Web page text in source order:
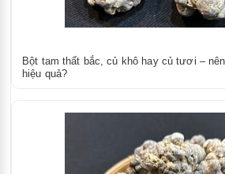
Bột tam thất bắc, củ khô hay củ tươi –
hiệu quả?